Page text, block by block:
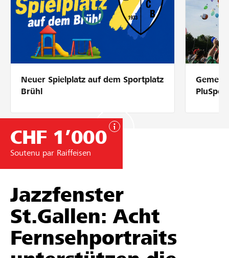
Parrainer
Soutien & assistance
Partenaires / Banques Raiffeisen
Se connecter
Trouvez des projets et des organisations
DE FR IT
Neuer Spielplatz auf dem Sportplatz
Brühl
CHF 1’000
Soutenu par Raiffeisen
Jazzfenster
St.Gallen: Acht
Fernsehportraits